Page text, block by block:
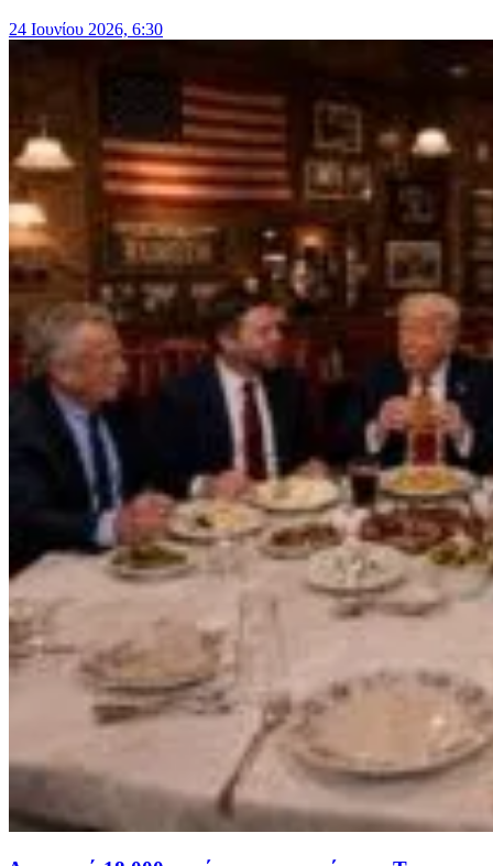
24 Ιουνίου 2026, 6:30